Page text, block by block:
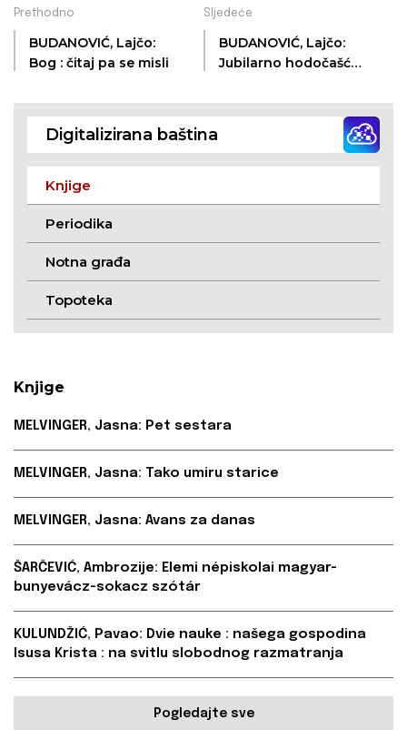
Prethodno
BUDANOVIĆ, Lajčo:
Bog : čitaj pa se misli
Sljedeće
BUDANOVIĆ, Lajčo:
Jubilarno hodočašće
godišnjice misništva
sv. oca pape Pija XI.
Digitalizirana baština
Knjige
Periodika
Notna građa
Topoteka
Knjige
MELVINGER, Jasna: Pet sestara
MELVINGER, Jasna: Tako umiru starice
MELVINGER, Jasna: Avans za danas
ŠARČEVIĆ, Ambrozije: Elemi népiskolai magyar-
bunyevácz-sokacz szótár
KULUNDŽIĆ, Pavao: Dvie nauke : našega gospodina
Isusa Krista : na svitlu slobodnog razmatranja
Pogledajte sve